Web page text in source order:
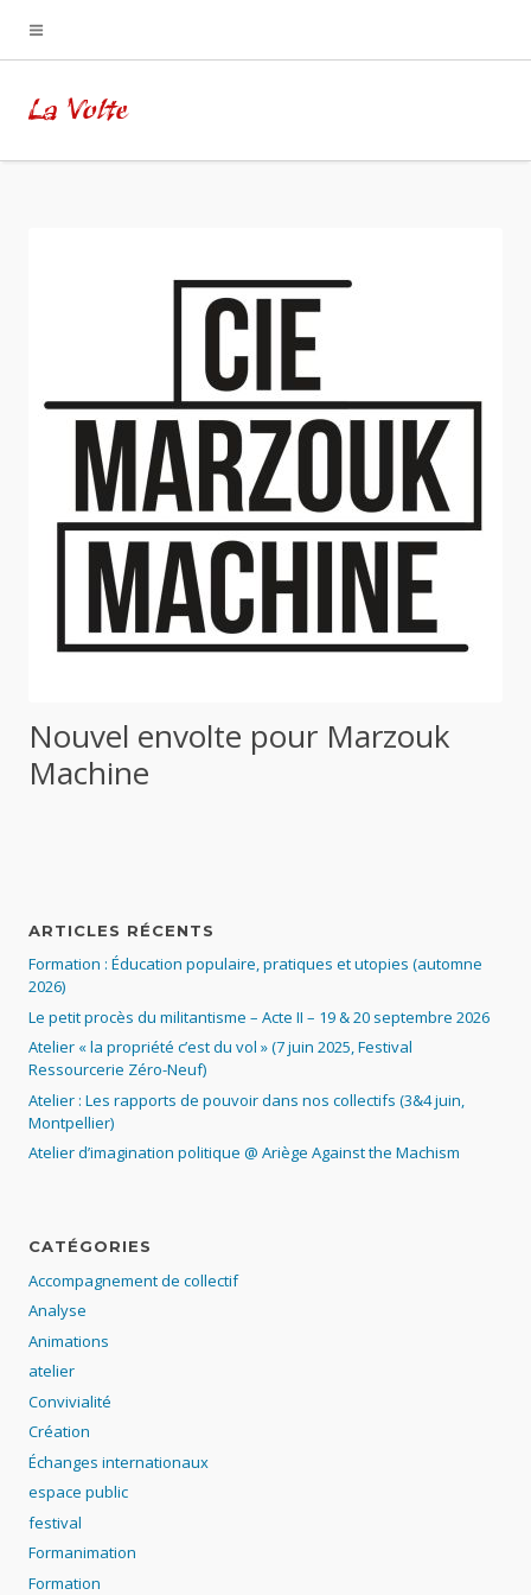
La Volte
Nouvel envolte pour Marzouk
Machine
ARTICLES RÉCENTS
Formation : Éducation populaire, pratiques et utopies (automne
2026)
Le petit procès du militantisme – Acte II – 19 & 20 septembre 2026
Atelier « la propriété c’est du vol » (7 juin 2025, Festival
Ressourcerie Zéro-Neuf)
Atelier : Les rapports de pouvoir dans nos collectifs (3&4 juin,
Montpellier)
Atelier d’imagination politique @ Ariège Against the Machism
CATÉGORIES
Accompagnement de collectif
Analyse
Animations
atelier
Convivialité
Création
Échanges internationaux
espace public
festival
Formanimation
Formation